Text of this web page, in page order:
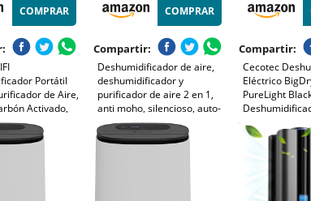
COMPRAR
Portátil
de Aire,
Activado,
de 24 Horas,
Función
Blanco
COMPRAR
Compartir:
Deshumidificador de aire,
deshumidificador y
purificador de aire 2 en 1,
anti moho, silencioso, auto-
apagado y descongelación,
temporizador 24 horas y
pantalla LED, 30 ㎡, ideal
Compartir:
Cecotec
Eléctrico
PureLight
750 ml/día,
Aire con Triple
filtración,